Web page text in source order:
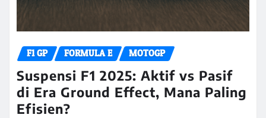
F1 GP FORMULA E MOTOGP
Suspensi F1 2025: Aktif vs Pasif
di Era Ground Effect, Mana Paling
Efisien?